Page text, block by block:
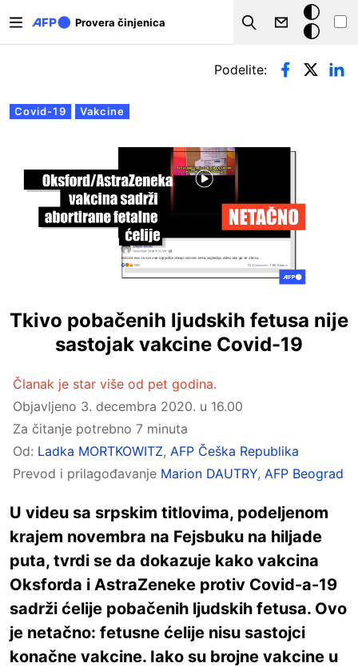
Provera činjenica
Search
Tamna
pozadina
Примарни табови
Covid-19 Vakcine
Podelite:
Tkivo pobačenih ljudskih fetusa nije
sastojak vakcine Covid-19
Članak je star više od pet godina.
Objavljeno 3. decembra 2020. u 16.00
Za čitanje potrebno 7 minuta
Od: Ladka MORTKOWITZ, AFP Češka Republika
Prevod i prilagođavanje Marion DAUTRY, AFP Beograd
U videu sa srpskim titlovima, podeljenom
krajem novembra na Fejsbuku na hiljade
puta, tvrdi se da dokazuje kako vakcina
Oksforda i AstraZeneke protiv Covid-a-19
sadrži ćelije pobačenih ljudskih fetusa. Ovo
je netačno: fetusne ćelije nisu sastojci
konačne vakcine. Iako su brojne vakcine u